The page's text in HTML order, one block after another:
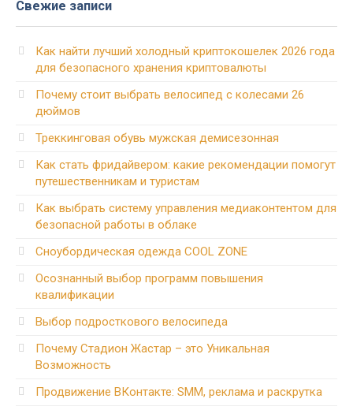
Свежие записи
Как найти лучший холодный криптокошелек 2026 года
для безопасного хранения криптовалюты
Почему стоит выбрать велосипед с колесами 26
дюймов
Треккинговая обувь мужская демисезонная
Как стать фридайвером: какие рекомендации помогут
путешественникам и туристам
Как выбрать систему управления медиаконтентом для
безопасной работы в облаке
Сноубордическая одежда COOL ZONE
Осознанный выбор программ повышения
квалификации
Выбор подросткового велосипеда
Почему Стадион Жастар – это Уникальная
Возможность
Продвижение ВКонтакте: SMM, реклама и раскрутка